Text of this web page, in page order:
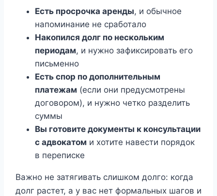
Есть просрочка аренды, и обычное
напоминание не сработало
Накопился долг по нескольким
периодам, и нужно зафиксировать его
письменно
Есть спор по дополнительным
платежам (если они предусмотрены
договором), и нужно четко разделить
суммы
Вы готовите документы к консультации
с адвокатом и хотите навести порядок
в переписке
Важно не затягивать слишком долго: когда
долг растет, а у вас нет формальных шагов и